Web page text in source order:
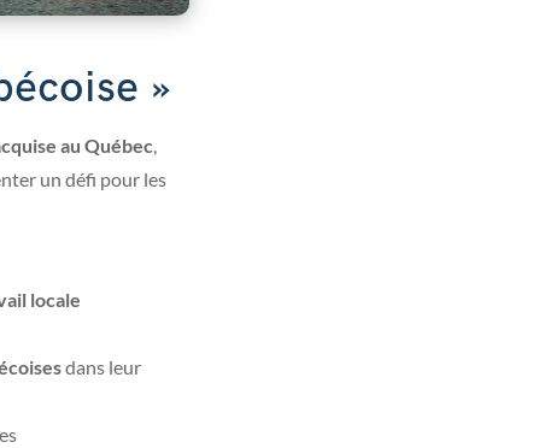
»
au Québec,
un défi pour les
locale
dans leur